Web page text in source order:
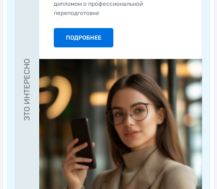
ЭТО ИНТЕРЕСНО
дипломом о профессиональной
переподготовке
ПОДРОБНЕЕ